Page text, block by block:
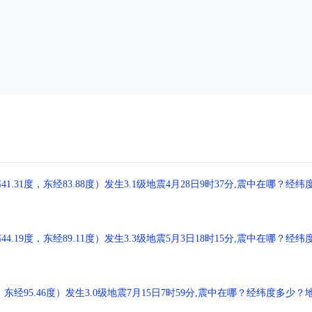
度，东经83.88度）发生3.1级地震4月28日9时37分,震中在哪？经纬
度，东经89.11度）发生3.3级地震5月3日18时15分,震中在哪？经纬
经95.46度）发生3.0级地震7月15日7时59分,震中在哪？经纬度多少？